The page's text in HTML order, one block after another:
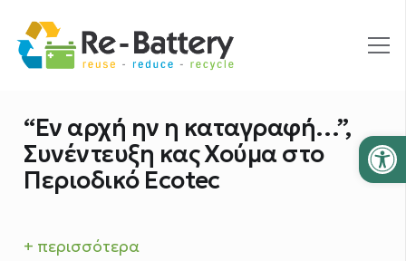
“Εν αρχή ην η καταγραφή…”,
Συνέντευξη κας Χούμα στο
Περιοδικό Ecotec
+ περισσότερα